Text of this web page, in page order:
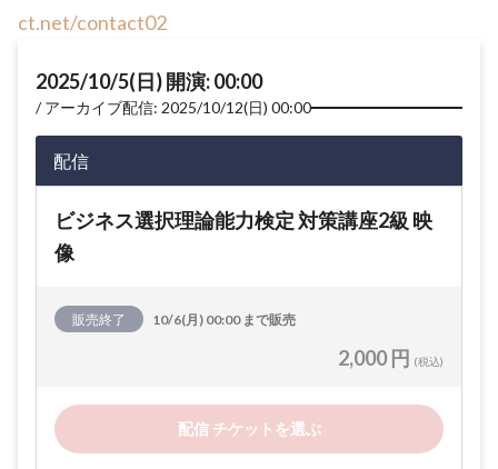
ct.net/contact02
2025/10/5(日) 開演: 00:00
アーカイブ配信: 2025/10/12(日) 00:00
配信
ビジネス選択理論能力検定 対策講座2級 映
像
販売終了 10/6(月) 00:00 まで販売
2,000 円 (税込)
配信 チケットを選ぶ